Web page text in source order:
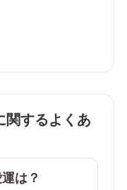
関するよくあ
は？